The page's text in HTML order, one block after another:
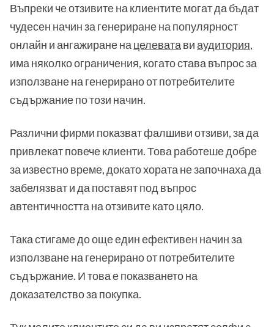
Въпреки че отзивите на клиентите могат да бъдат
чудесен начин за генериране на популярност
онлайн и ангажиране на целевата виаудитория,
има няколко ограничения, когато става въпрос за
използване на генерирано от потребителите
съдържание по този начин.
Различни фирми показват фалшиви отзиви, за да
привлекат повече клиенти. Това работеше добре
за известно време, докато хората не започнаха да
забелязват и да поставят под въпрос
автентичността на отзивите като цяло.
Така стигаме до още един ефективен начин за
използване на генерирано от потребителите
съдържание. И това е показването на
доказателство за покупка.